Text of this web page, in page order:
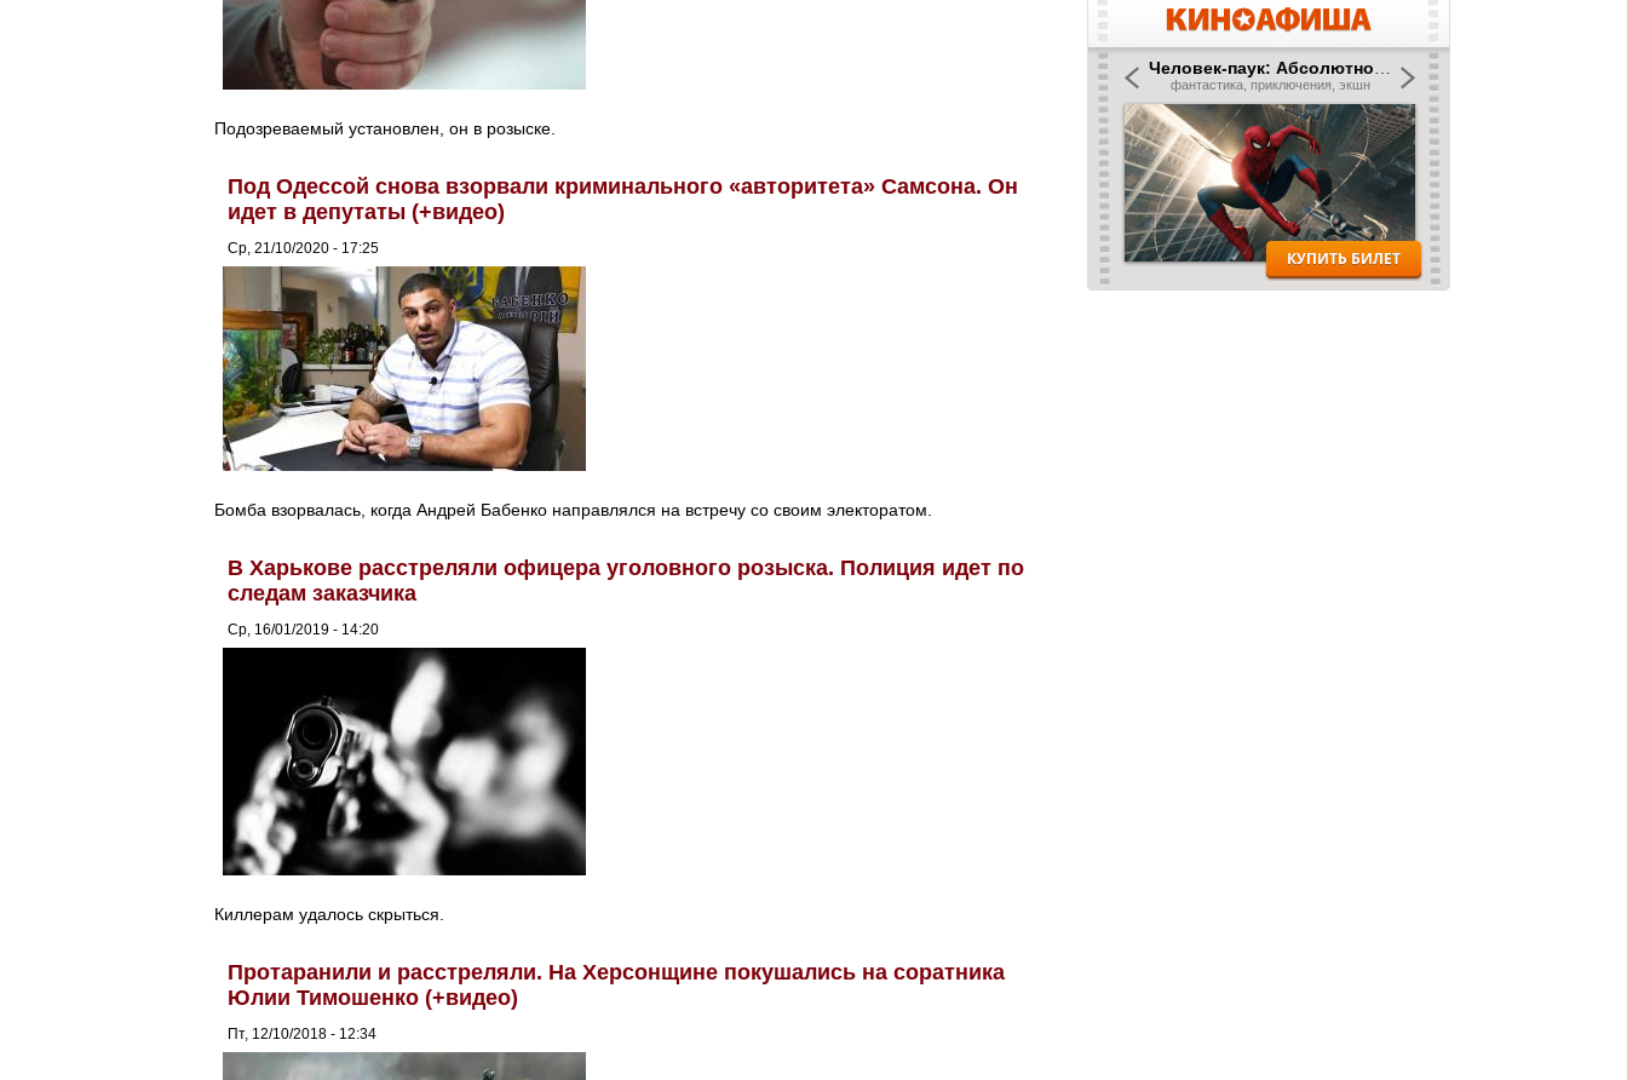
Подозреваемый установлен, он в розыске.
Под Одессой снова взорвали криминального «авторитета» Самсона. Он
идет в депутаты (+видео)
Ср, 21/10/2020 - 17:25
Бомба взорвалась, когда Андрей Бабенко направлялся на встречу со своим электоратом.
В Харькове расстреляли офицера уголовного розыска. Полиция идет по
следам заказчика
Ср, 16/01/2019 - 14:20
Киллерам удалось скрыться.
Протаранили и расстреляли. На Херсонщине покушались на соратника
Юлии Тимошенко (+видео)
Пт, 12/10/2018 - 12:34